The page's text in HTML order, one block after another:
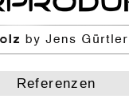
Referenzen